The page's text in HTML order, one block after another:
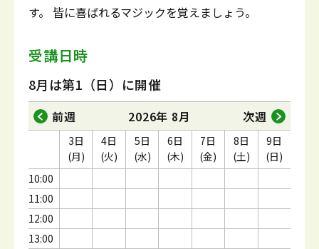
す。 皆に喜ばれるマジックを覚えましょう。
受講日時
8月は第1（日）に開催
前週 2026年 8月 次週
10:00
11:00
12:00
13:00
3日
(月)
4日
(火)
5日
(水)
6日
(木)
7日
(金)
8日
(土)
9日
(日)